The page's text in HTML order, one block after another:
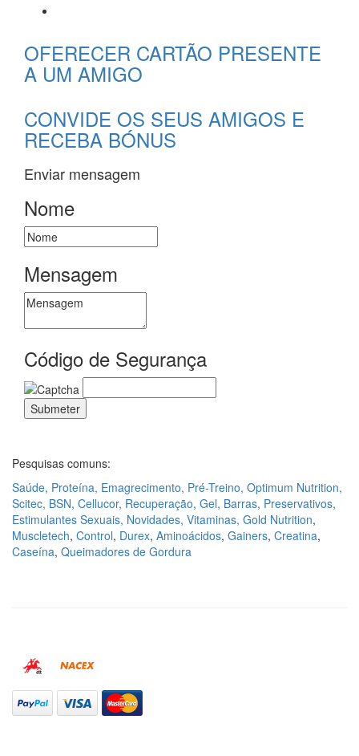
OFERECER CARTÃO PRESENTE
A UM AMIGO
CONVIDE OS SEUS AMIGOS E
RECEBA BÓNUS
Enviar mensagem
Nome
Mensagem
Código de Segurança
Pesquisas comuns:
Saúde, Proteína, Emagrecimento, Pré-Treino, Optimum Nutrition,
Scitec, BSN, Cellucor, Recuperação, Gel, Barras, Preservativos,
Estimulantes Sexuais, Novidades, Vitaminas, Gold Nutrition,
Muscletech, Control, Durex, Aminoácidos, Gainers, Creatina,
Caseína, Queimadores de Gordura